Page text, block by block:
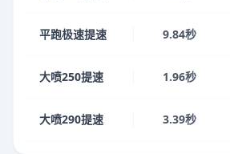
平跑极速提速 9.84秒
大喷250提速 1.96秒
大喷290提速 3.39秒